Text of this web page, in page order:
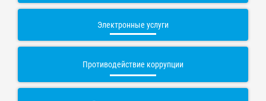
Электронные услуги
Противодействие коррупции